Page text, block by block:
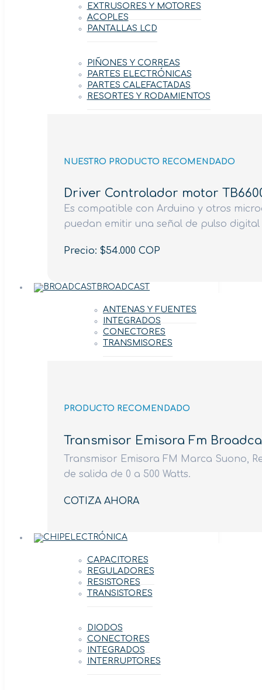
EXTRUSORES Y MOTORES
ACOPLES
PANTALLAS LCD
PIÑONES Y CORREAS
PARTES ELECTRÓNICAS
PARTES CALEFACTADAS
RESORTES Y RODAMIENTOS
NUESTRO PRODUCTO RECOMENDADO
Driver Controlador motor
Es compatible con Arduino y otros
puedan emitir una señal de pulso digital
Precio: $54.000 COP
BROADCAST
ANTENAS Y FUENTES
INTEGRADOS
CONECTORES
TRANSMISORES
PRODUCTO RECOMENDADO
Transmisor Emisora Fm
Transmisor Emisora FM Marca Suono,
de salida de 0 a 500 Watts.
COTIZA AHORA
ELECTRÓNICA
CAPACITORES
REGULADORES
RESISTORES
TRANSISTORES
DIODOS
CONECTORES
INTEGRADOS
INTERRUPTORES